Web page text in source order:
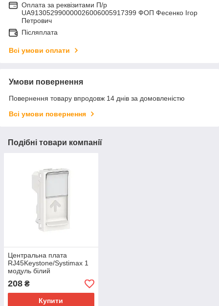
Оплата за реквізитами П/р
UA913052990000026006005917399 ФОП Фесенко Ігор
Петрович
Післяплата
Всі умови оплати
Умови повернення
Повернення товару впродовж 14 днів за домовленістю
Всі умови повернення
Подібні товари компанії
Центральна плата
RJ45Keystone/Systimax 1
модуль білий
208 ₴
Купити